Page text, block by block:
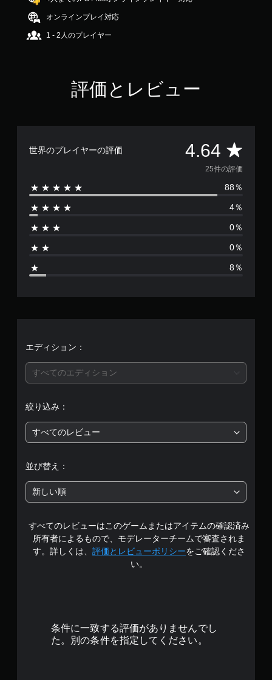
4
で
す
オンラインプレイ対応
1 - 2人のプレイヤー
評価とレビュー
世界のプレイヤーの評価 4.64 評
価
数
は
5
5
段
中
の
4
.
25件の評価
88％
4％
0％
0％
8％
エディション：
すべてのエディション
絞り込み：
すべてのレビュー
並び替え：
新しい順
すべてのレビューはこのゲームまたはアイテムの確認済み
所有者によるもので、モデレーターチームで審査されま
す。詳しくは、 評価とレビューポリシーをご確認くださ
い。
条件に一致する評価がありませんでし
た。別の条件を指定してください。